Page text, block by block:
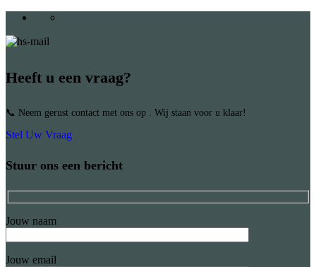
Heeft u een vraag?
📞 Neem gerust contact met ons op . Wij staan voor u klaar!
Stel Uw Vraag
Stuur ons een bericht
Jouw naam
Jouw email